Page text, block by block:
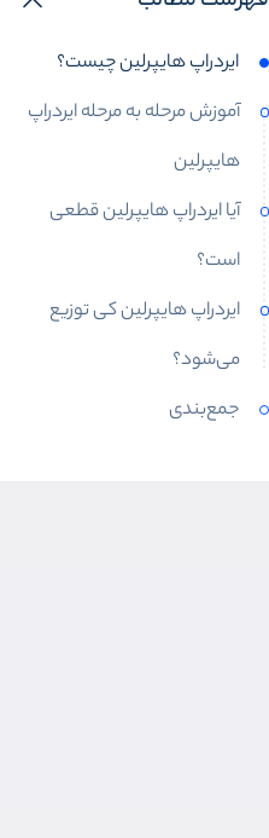
ایردراپ هایپرلین چیست؟
آموزش مرحله به مرحله ایردراپ
هایپرلین
آیا ایردراپ هایپرلین قطعی
است؟
ایردراپ هایپرلین کی توزیع
می‌شود؟
جمع‌بندی